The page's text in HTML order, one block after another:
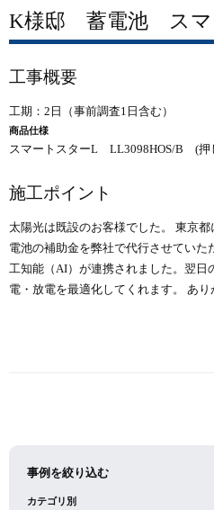
K様邸 蓄電池 スマ
工事概要
工期：2日（事前調査1日含む）
商品仕様
スマートスターL LL3098HOS/B (押
施工ポイント
太陽光は既設のお客様でした。 東京
電池の補助金を弊社で代行させていた
工知能（AI）が連携されました。翌日
電・放電を最適化してくれます。 あ
事例を絞り込む
カテゴリ別